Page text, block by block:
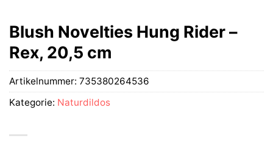
Blush Novelties Hung Rider –
Rex, 20,5 cm
Artikelnummer: 735380264536
Kategorie: Naturdildos